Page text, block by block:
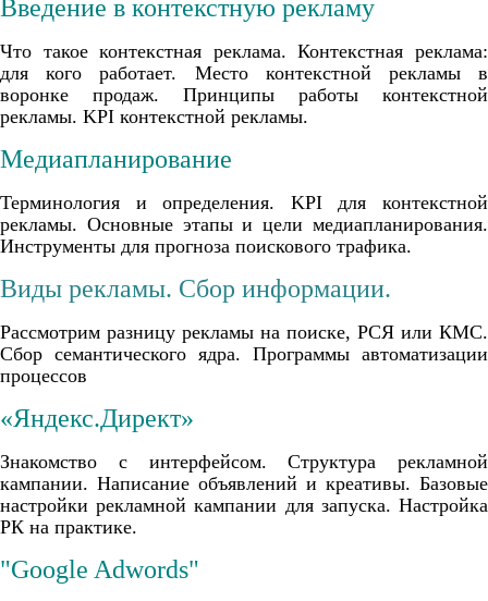
Введение в контекстную рекламу
Что такое контекстная реклама. Контекстная реклама:
для кого работает. Место контекстной рекламы в
воронке продаж. Принципы работы контекстной
рекламы. KPI контекстной рекламы.
Медиапланирование
Терминология и определения. KPI для контекстной
рекламы. Основные этапы и цели медиапланирования.
Инструменты для прогноза поискового трафика.
Виды рекламы. Сбор информации.
Рассмотрим разницу рекламы на поиске, РСЯ или КМС.
Сбор семантического ядра. Программы автоматизации
процессов
«Яндекс.Директ»
Знакомство с интерфейсом. Структура рекламной
кампании. Написание объявлений и креативы. Базовые
настройки рекламной кампании для запуска. Настройка
РК на практике.
"Google Adwords"